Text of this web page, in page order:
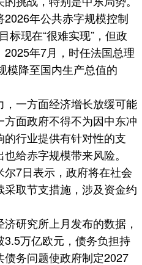
年公共赤字规模控制
标现在“很难实现”，但政
年7月，时任法国总理
模降至国内生产总值的
一方面经济增长放缓可能
面政府不得不为因中东冲
行业提供有针对性的支
给赤字规模带来风险。
7日表示，政府将在社会
取节支措施，涉及资金约
研究所上月发布的数据，
万亿欧元，债务负担持
务问题使政府制定2027